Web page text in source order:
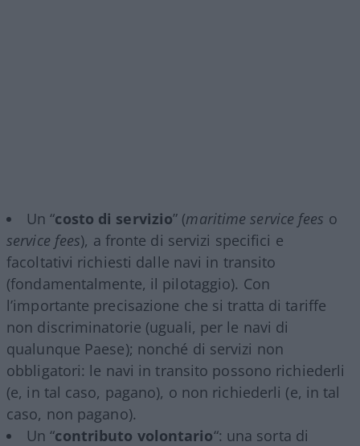
Un “costo di servizio” (maritime service fees o
service fees), a fronte di servizi specifici e
facoltativi richiesti dalle navi in transito
(fondamentalmente, il pilotaggio). Con
l’importante precisazione che si tratta di tariffe
non discriminatorie (uguali, per le navi di
qualunque Paese); nonché di servizi non
obbligatori: le navi in transito possono richiederli
(e, in tal caso, pagano), o non richiederli (e, in tal
caso, non pagano).
Un “contributo volontario“: una sorta di